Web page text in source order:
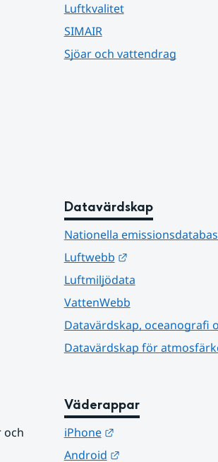
Luftkvalitet
SIMAIR
Sjöar och vattendrag
Datavärdskap
Nationella
Luftwebb
Länk till annan
Luftmiljödata
VattenWebb
Datavärdskap, oceanografi
Datavärdskap för
och
Väderappar
iPhone
Länk till annan
Android
Länk till annan